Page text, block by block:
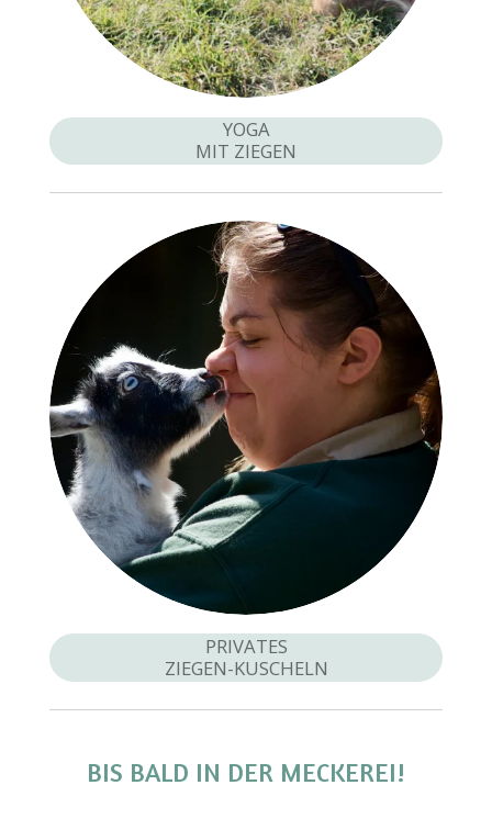
YOGA
MIT ZIEGEN
PRIVATES
ZIEGEN-KUSCHELN
BIS BALD IN DER MECKEREI!